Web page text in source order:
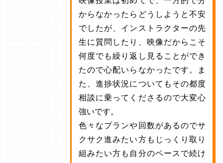
からなかったらどうしようと不安
でしたが、インストラクターの先
生に質問したり、映像だからこそ
何度でも繰り返し見ることができ
たので心配いらなかったです。ま
た、進捗状況についてもその都度
相談に乗ってくださるので大変心
強いです。
色々なプランや回数があるのでサ
クサク進みたい方もじっくり取り
組みたい方も自分のペースで続け